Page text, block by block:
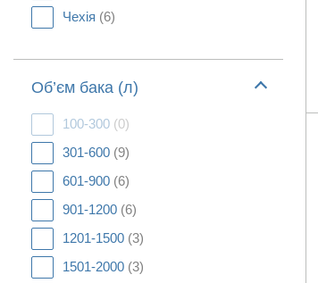
Чехія (6)
Об’єм бака (л)
100-300 (0)
301-600 (9)
601-900 (6)
901-1200 (6)
1201-1500 (3)
1501-2000 (3)